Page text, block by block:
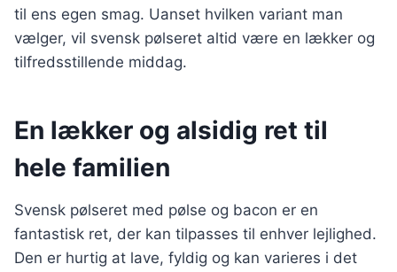
til ens egen smag. Uanset hvilken variant man
vælger, vil svensk pølseret altid være en lækker og
tilfredsstillende middag.
En lækker og alsidig ret til
hele familien
Svensk pølseret med pølse og bacon er en
fantastisk ret, der kan tilpasses til enhver lejlighed.
Den er hurtig at lave, fyldig og kan varieres i det